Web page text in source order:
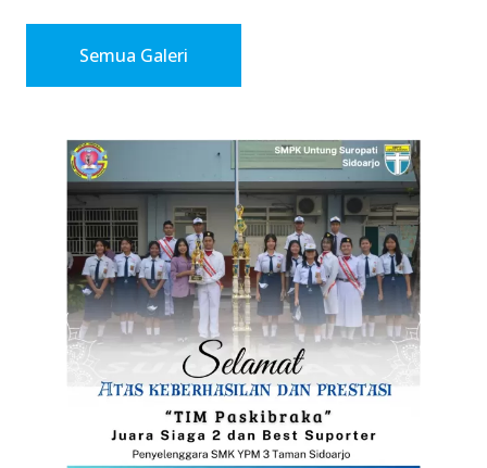
Semua Galeri